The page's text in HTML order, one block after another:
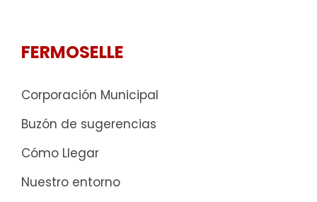
FERMOSELLE
Corporación Municipal
Buzón de sugerencias
Cómo Llegar
Nuestro entorno